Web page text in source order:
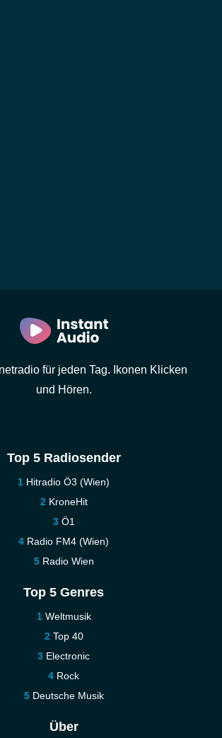
für jeden Tag. Ikonen Klicken
und Hören.
Top 5 Radiosender
Hitradio Ö3 (Wien)
KroneHit
Ö1
Radio FM4 (Wien)
Radio Wien
Top 5 Genres
Weltmusik
Top 40
Electronic
Rock
Deutsche Musik
Über